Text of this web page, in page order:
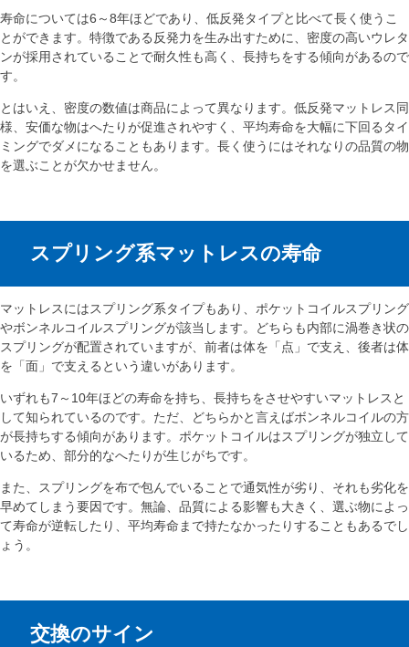
寿命については6～8年ほどであり、低反発タイプと比べて長く使うこ
とができます。特徴である反発力を生み出すために、密度の高いウレタ
ンが採用されていることで耐久性も高く、長持ちをする傾向があるので
す。
とはいえ、密度の数値は商品によって異なります。低反発マットレス同
様、安価な物はへたりが促進されやすく、平均寿命を大幅に下回るタイ
ミングでダメになることもあります。長く使うにはそれなりの品質の物
を選ぶことが欠かせません。
スプリング系マットレスの寿命
マットレスにはスプリング系タイプもあり、ポケットコイルスプリング
やボンネルコイルスプリングが該当します。どちらも内部に渦巻き状の
スプリングが配置されていますが、前者は体を「点」で支え、後者は体
を「面」で支えるという違いがあります。
いずれも7～10年ほどの寿命を持ち、長持ちをさせやすいマットレスと
して知られているのです。ただ、どちらかと言えばボンネルコイルの方
が長持ちする傾向があります。ポケットコイルはスプリングが独立して
いるため、部分的なへたりが生じがちです。
また、スプリングを布で包んでいることで通気性が劣り、それも劣化を
早めてしまう要因です。無論、品質による影響も大きく、選ぶ物によっ
て寿命が逆転したり、平均寿命まで持たなかったりすることもあるでし
ょう。
交換のサイン